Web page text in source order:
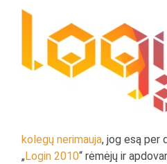
kolegų nerimauja, jog esą per
„Login 2010“ rėmėjų ir